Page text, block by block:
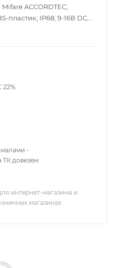
ACCORDTEC;
пластик; IP68; 9-16В DC,
мм; 100 г.
-
ТК довезём
интернет-магазина и
магазинах